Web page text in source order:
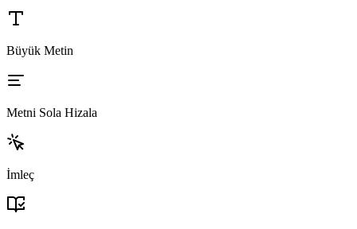
Büyük Metin
Metni Sola Hizala
İmleç